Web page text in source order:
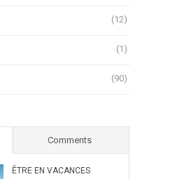
(12)
(1)
(90)
Comments
ÊTRE EN VACANCES